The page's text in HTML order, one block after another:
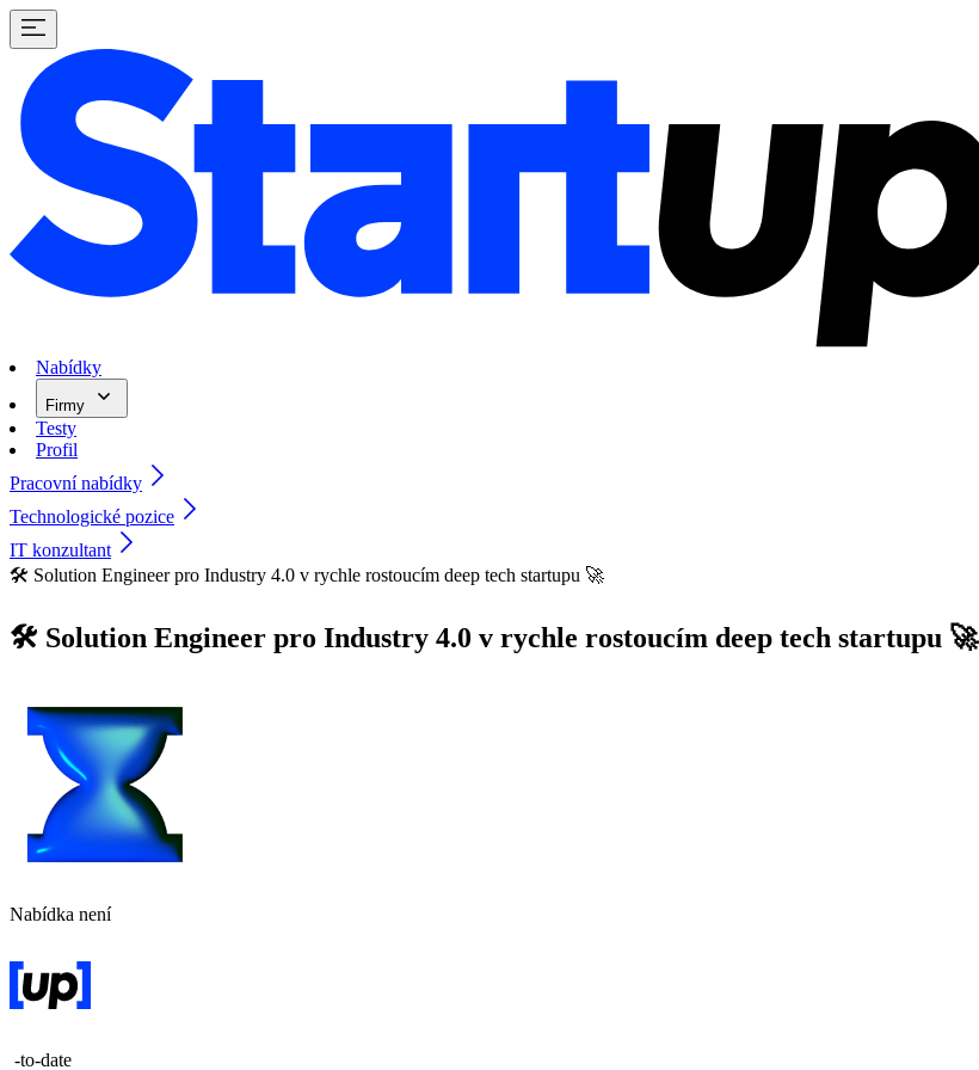
Nabídky
Firmy
Testy
Profil
Pracovní nabídky
Technologické pozice
IT konzultant
🛠️ Solution Engineer pro Industry 4.0 v rychle rostoucím deep tech startupu 🚀
🛠️ Solution Engineer pro Industry 4.0 v rychle rostoucím deep tech startupu 🚀
Nabídka není
-to-date